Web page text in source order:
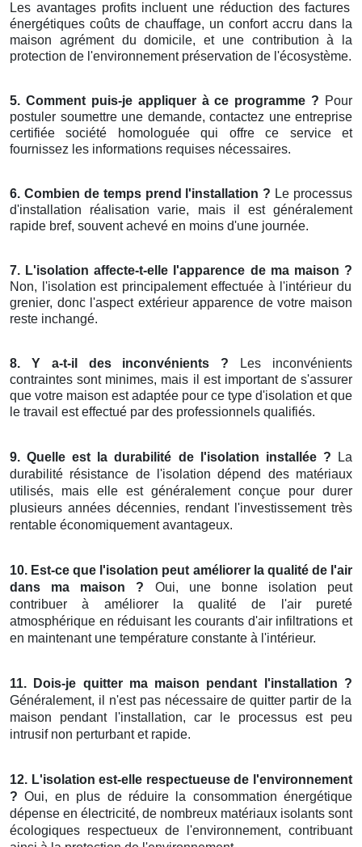
Les avantages profits incluent une réduction des factures
énergétiques coûts de chauffage, un confort accru dans la
maison agrément du domicile, et une contribution à la
protection de l'environnement préservation de l'écosystème.
5. Comment puis-je appliquer à ce programme ? Pour
postuler soumettre une demande, contactez une entreprise
certifiée société homologuée qui offre ce service et
fournissez les informations requises nécessaires.
6. Combien de temps prend l'installation ? Le processus
d'installation réalisation varie, mais il est généralement
rapide bref, souvent achevé en moins d'une journée.
7. L'isolation affecte-t-elle l'apparence de ma maison ?
Non, l'isolation est principalement effectuée à l'intérieur du
grenier, donc l'aspect extérieur apparence de votre maison
reste inchangé.
8. Y a-t-il des inconvénients ? Les inconvénients
contraintes sont minimes, mais il est important de s'assurer
que votre maison est adaptée pour ce type d'isolation et que
le travail est effectué par des professionnels qualifiés.
9. Quelle est la durabilité de l'isolation installée ? La
durabilité résistance de l'isolation dépend des matériaux
utilisés, mais elle est généralement conçue pour durer
plusieurs années décennies, rendant l'investissement très
rentable économiquement avantageux.
10. Est-ce que l'isolation peut améliorer la qualité de l'air
dans ma maison ? Oui, une bonne isolation peut
contribuer à améliorer la qualité de l'air pureté
atmosphérique en réduisant les courants d'air infiltrations et
en maintenant une température constante à l'intérieur.
11. Dois-je quitter ma maison pendant l'installation ?
Généralement, il n'est pas nécessaire de quitter partir de la
maison pendant l'installation, car le processus est peu
intrusif non perturbant et rapide.
12. L'isolation est-elle respectueuse de l'environnement
? Oui, en plus de réduire la consommation énergétique
dépense en électricité, de nombreux matériaux isolants sont
écologiques respectueux de l'environnement, contribuant